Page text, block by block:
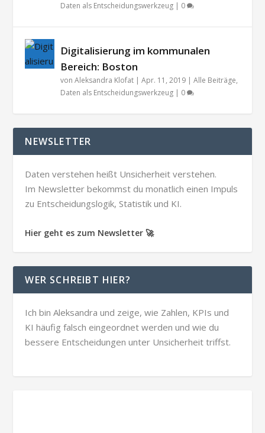
Daten als Entscheidungswerkzeug | 0
Digitalisierung im kommunalen
Bereich: Boston
vonAleksandra Klofat |Apr. 11, 2019 |Alle Beiträge,
Daten als Entscheidungswerkzeug | 0
NEWSLETTER
Daten verstehen heißt Unsicherheit verstehen.
Im Newsletter bekommst du monatlich einen Impuls
zu Entscheidungslogik, Statistik und KI.
Hier geht es zum Newsletter 🚀
WER SCHREIBT HIER?
Ich bin Aleksandra und zeige, wie Zahlen, KPIs und
KI häufig falsch eingeordnet werden und wie du
bessere Entscheidungen unter Unsicherheit triffst.